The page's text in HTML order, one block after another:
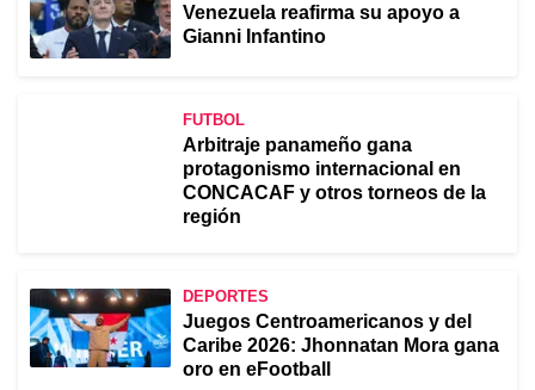
Venezuela reafirma su apoyo a
Gianni Infantino
FUTBOL
Arbitraje panameño gana
protagonismo internacional en
CONCACAF y otros torneos de la
región
DEPORTES
Juegos Centroamericanos y del
Caribe 2026: Jhonnatan Mora gana
oro en eFootball